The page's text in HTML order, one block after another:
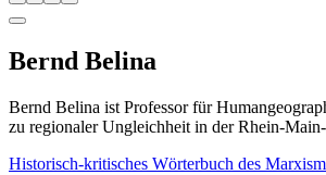
Bernd Belina
Bernd Belina ist Professor für
zu regionaler Ungleichheit in der Rhein-
Historisch-kritisches Wörterbuch des